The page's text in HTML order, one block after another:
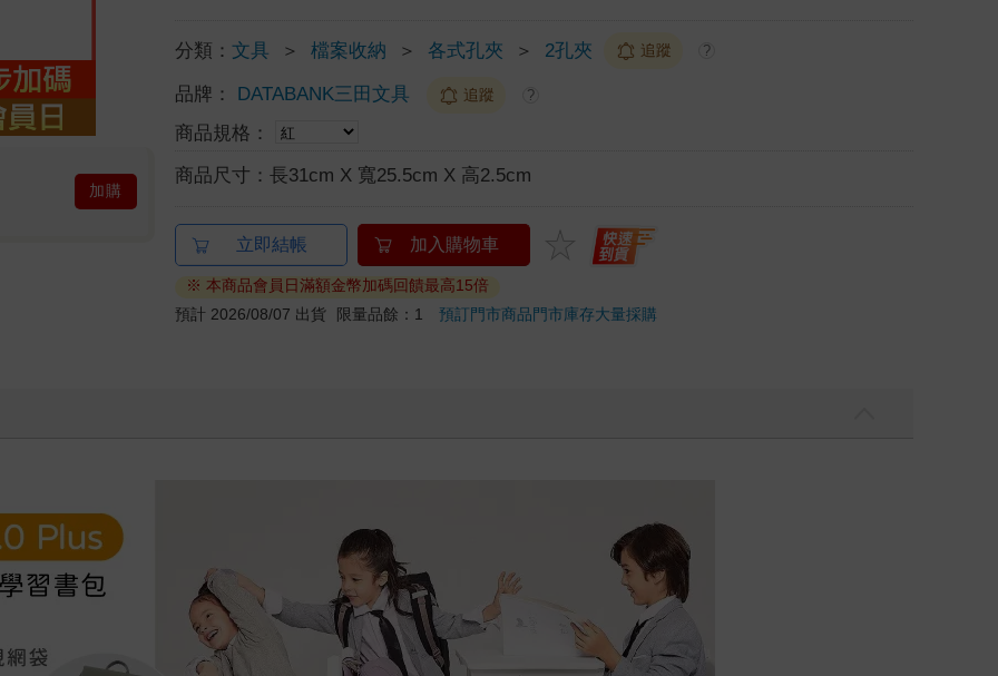
加購
分類：文具 ＞ 檔案收納 ＞ 各式孔夾 ＞ 2孔夾 追蹤 ?
品牌： DATABANK三田文具 追蹤 ?
商品規格：
商品尺寸：長31cm X 寬25.5cm X 高2.5cm
立即結帳 加入購物車
※ 本商品會員日滿額金幣加碼回饋最高15倍
預計 2026/08/07 出貨
限量品餘：1預訂門市商品門市庫存大量採購